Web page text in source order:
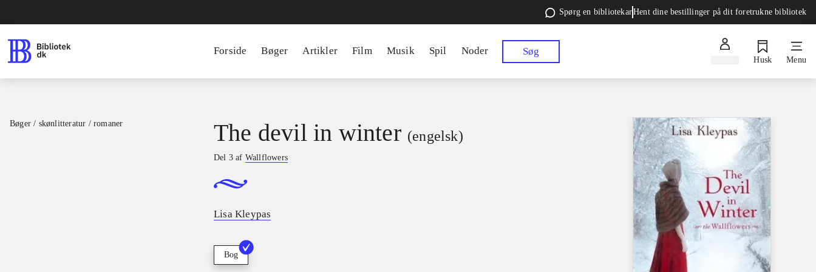
Spørg en bibliotekarHent dine bestillinger på dit foretrukne bibliotek
Forside Bøger Artikler Film Musik Spil Noder Søg
Husk Menu
Bøger / skønlitteratur / romaner The devil in winter (engelsk)
Del 3 af Wallflowers
Lisa Kleypas
Bog